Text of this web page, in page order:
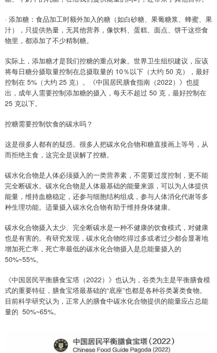
· 添加糖：食品加工时额外加入的糖（如白砂糖、果葡糖浆、蜂蜜、果
汁），只提供热量，无其他营养，像饮料、蛋糕、面点、饼干这些食
物里，都添加了不少精制糖。
实际上，添加糖才是我们控糖的重点对象。世界卫生组织建议，应该
将每日糖分摄取量控制在总摄取量的 10％以下（大约 50 克），最好
控制在 5%（大约 25 克）。《中国居民膳食指南（2022）》也提
出，成年人需要控制添加糖的摄入，每天不超过 50 克，最好控制在
25 克以下。
控糖需要控制饮食的碳水吗？
这是很多人都有的疑惑。很多人把碳水化合物和糖直接画上等号，从
而拒绝主食，这完全是误解了控糖。
碳水化合物是人体必须摄入的一类营养素，不需要过度控制，更不能
完全断碳水。碳水化合物是人体最基础的能量来源，可以为人体提供
能量，维持血糖稳定，还参与细胞结构组成，参与人体消化代谢等多
种生理功能。适量摄入碳水化合物有助于维持身体健康。
碳水化合物摄入太少、完全断碳水是一种不健康的饮食模式，对健康
也是有害的。有研究发现，碳水化合物吃得过多或者过少都会显著地
增加死亡率，死亡率最低的碳水化合物摄入是总能量摄入的
50%~55%。
《中国居民平衡膳食宝塔（2022）》也认为，谷类为主是平衡膳食模
式的重要特征，膳食宝塔最基础的“底座”也都是各种谷类薯类食物。
目前科学研究认为，正常人的膳食中碳水化合物提供的能量应占总能
量的 50%~65%。